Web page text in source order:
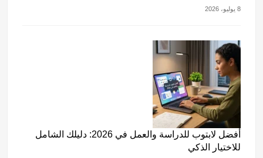
8 يوليو، 2026
أفضل لابتوب للدراسة والعمل في 2026: دليلك الشامل
للاختيار الذكي